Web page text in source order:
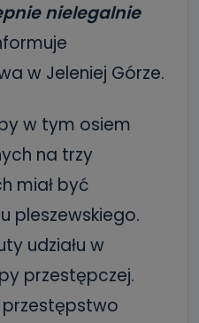
nielegalnie
w Jeleniej Górze.
w tym osiem
na trzy
miał być
pleszewskiego.
udziału w
przestępczej.